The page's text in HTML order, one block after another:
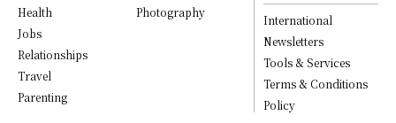
Health
Jobs
Relationships
Travel
Parenting
Photography
International
Newsletters
Tools & Services
Terms & Conditions
Policy